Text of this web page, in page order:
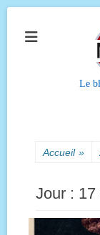
Le
Accueil »
Jour : 17